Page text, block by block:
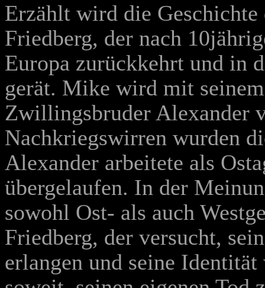
Erzählt wird die
Friedberg, der nach
Europa zurückkehrt und in
gerät. Mike wird mit
Zwillingsbruder Alexander
Nachkriegswirren wurden
Alexander arbeitete als
übergelaufen. In der
sowohl Ost- als auch
Friedberg, der versucht,
erlangen und seine